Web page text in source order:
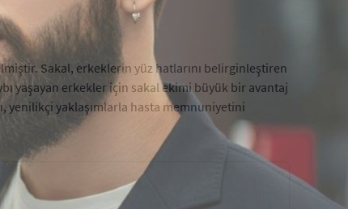
Sakal, erkeklerin yüz hatlarını belirginleştiren
yaşayan erkekler için sakal ekimi büyük bir avantaj
yenilikçi yaklaşımlarla hasta memnuniyetini